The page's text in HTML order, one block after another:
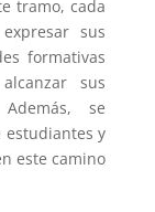
tramo, cada
sus
formativas
sus
se
y
este camino